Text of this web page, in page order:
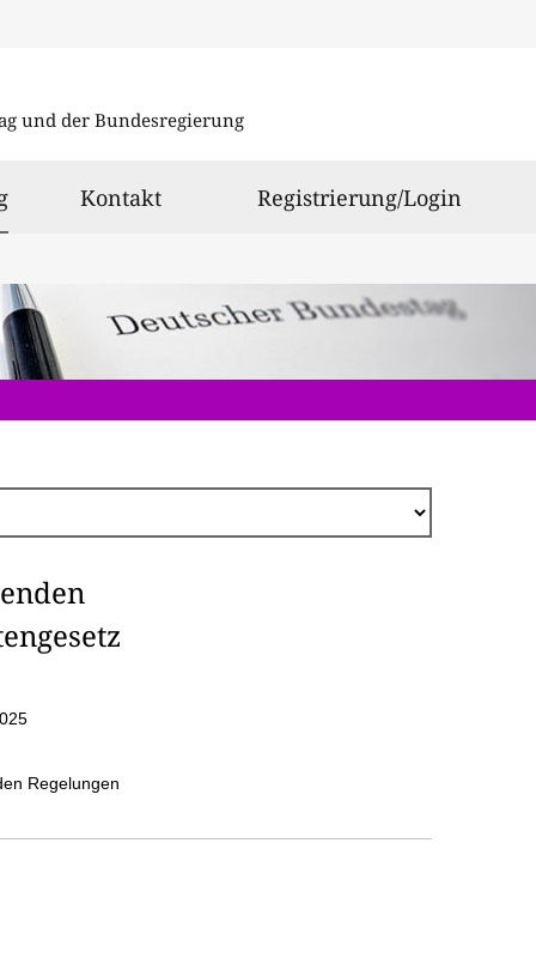
und der Bundesregierung
ausgewählt
Kontakt Registrierung/Login
Regelungen